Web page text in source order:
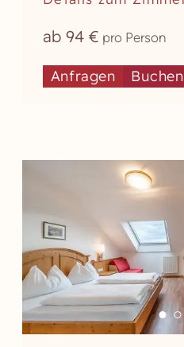
ab 94 € pro Person
Anfragen Buchen